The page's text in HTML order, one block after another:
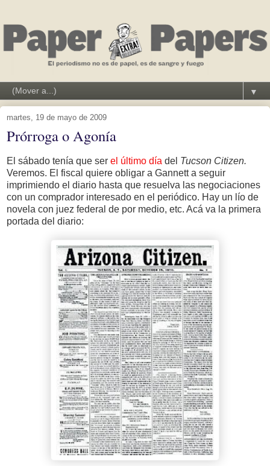
▼
martes, 19 de mayo de 2009
Prórroga o Agonía
El sábado tenía que ser el último día del Tucson Citizen.
Veremos. El fiscal quiere obligar a Gannett a seguir
imprimiendo el diario hasta que resuelva las negociaciones
con un comprador interesado en el periódico. Hay un lío de
novela con juez federal de por medio, etc. Acá va la primera
portada del diario: